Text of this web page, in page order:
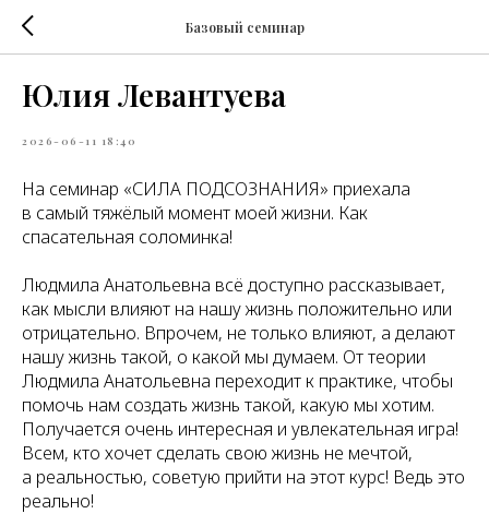
Базовый семинар
Юлия Левантуева
2026-06-11 18:40
На семинар «СИЛА ПОДСОЗНАНИЯ» приехала
в самый тяжёлый момент моей жизни. Как
спасательная соломинка!
Людмила Анатольевна всё доступно рассказывает,
как мысли влияют на нашу жизнь положительно или
отрицательно. Впрочем, не только влияют, а делают
нашу жизнь такой, о какой мы думаем. От теории
Людмила Анатольевна переходит к практике, чтобы
помочь нам создать жизнь такой, какую мы хотим.
Получается очень интересная и увлекательная игра!
Всем, кто хочет сделать свою жизнь не мечтой,
а реальностью, советую прийти на этот курс! Ведь это
реально!